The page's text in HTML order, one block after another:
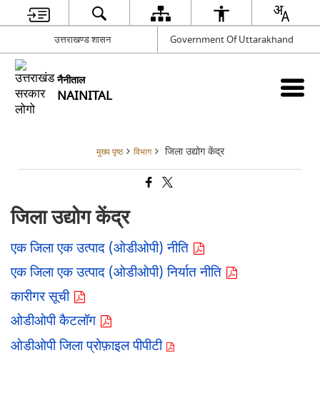
उत्तराखण्ड शासन Government Of Uttarakhand
नैनीताल
NAINITAL
मुख्य पृष्ठ विभाग जिला उद्योग केंद्र
जिला उद्योग केंद्र
एक जिला एक उत्पाद (ओडीओपी) नीति
एक जिला एक उत्पाद (ओडीओपी) निर्यात नीति
कारीगर सूची
ओडीओपी कैटलॉग
ओडीओपी जिला प्रोफ़ाइल पीपीटी